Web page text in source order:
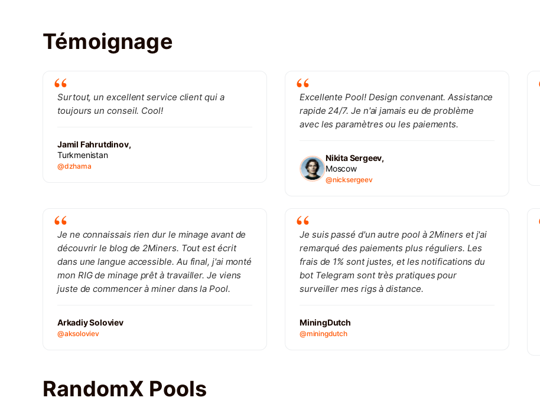
Témoignage
Surtout, un excellent service client qui a
toujours un conseil. Cool!
Jamil Fahrutdinov,
Turkmenistan
@dzhama
Excellente Pool! Design convenant. Assistance
rapide 24/7. Je n'ai jamais eu de problème
avec les paramètres ou les paiements.
Nikita Sergeev,
Moscow
@nicksergeev
Je ne connaissais rien dur le minage avant de
découvrir le blog de 2Miners. Tout est écrit
dans une langue accessible. Au final, j'ai monté
mon RIG de minage prêt à travailler. Je viens
juste de commencer à miner dans la Pool.
Arkadiy Soloviev
@aksoloviev
Je suis passé d'un autre pool à 2Miners et j'ai
remarqué des paiements plus réguliers. Les
frais de 1% sont justes, et les notifications du
bot Telegram sont très pratiques pour
surveiller mes rigs à distance.
MiningDutch
@miningdutch
RandomX Pools